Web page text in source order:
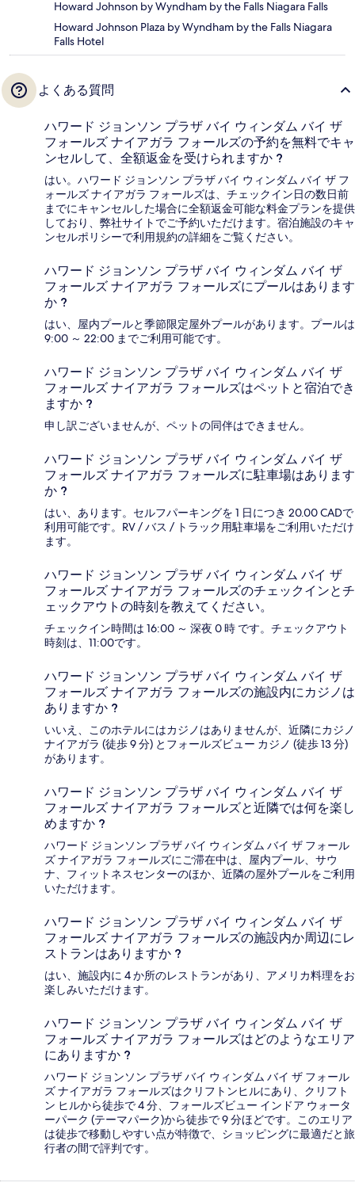
Howard Johnson by Wyndham by the Falls Niagara Falls
Howard Johnson Plaza by Wyndham by the Falls Niagara
Falls Hotel
よくある質問
ハワード ジョンソン プラザ バイ ウィンダム バイ ザ
フォールズ ナイアガラ フォールズの予約を無料でキャ
ンセルして、全額返金を受けられますか ?
はい。ハワード ジョンソン プラザ バイ ウィンダム バイ ザ フ
ォールズ ナイアガラ フォールズは、チェックイン日の数日前
までにキャンセルした場合に全額返金可能な料金プランを提供
しており、弊社サイトでご予約いただけます。宿泊施設のキャ
ンセルポリシーで利用規約の詳細をご覧ください。
ハワード ジョンソン プラザ バイ ウィンダム バイ ザ
フォールズ ナイアガラ フォールズにプールはあります
か ?
はい、屋内プールと季節限定屋外プールがあります。プールは
9:00 ～ 22:00 までご利用可能です。
ハワード ジョンソン プラザ バイ ウィンダム バイ ザ
フォールズ ナイアガラ フォールズはペットと宿泊でき
ますか ?
申し訳ございませんが、ペットの同伴はできません。
ハワード ジョンソン プラザ バイ ウィンダム バイ ザ
フォールズ ナイアガラ フォールズに駐車場はあります
か ?
はい、あります。セルフパーキングを 1 日につき 20.00 CADで
利用可能です。RV / バス / トラック用駐車場をご利用いただけ
ます。
ハワード ジョンソン プラザ バイ ウィンダム バイ ザ
フォールズ ナイアガラ フォールズのチェックインとチ
ェックアウトの時刻を教えてください。
チェックイン時間は 16:00 ～ 深夜 0 時 です。チェックアウト
時刻は、11:00です。
ハワード ジョンソン プラザ バイ ウィンダム バイ ザ
フォールズ ナイアガラ フォールズの施設内にカジノは
ありますか ?
いいえ、このホテルにはカジノはありませんが、近隣にカジノ
ナイアガラ (徒歩 9 分) とフォールズビュー カジノ (徒歩 13 分)
があります。
ハワード ジョンソン プラザ バイ ウィンダム バイ ザ
フォールズ ナイアガラ フォールズと近隣では何を楽し
めますか ?
ハワード ジョンソン プラザ バイ ウィンダム バイ ザ フォール
ズ ナイアガラ フォールズにご滞在中は、屋内プール、サウ
ナ、フィットネスセンターのほか、近隣の屋外プールをご利用
いただけます。
ハワード ジョンソン プラザ バイ ウィンダム バイ ザ
フォールズ ナイアガラ フォールズの施設内か周辺にレ
ストランはありますか ?
はい、施設内に 4 か所のレストランがあり、アメリカ料理をお
楽しみいただけます。
ハワード ジョンソン プラザ バイ ウィンダム バイ ザ
フォールズ ナイアガラ フォールズはどのようなエリア
にありますか ?
ハワード ジョンソン プラザ バイ ウィンダム バイ ザ フォール
ズ ナイアガラ フォールズはクリフトンヒルにあり、クリフト
ン ヒルから徒歩で 4 分、フォールズビュー インドア ウォータ
ーパーク (テーマパーク)から徒歩で 9 分ほどです。このエリア
は徒歩で移動しやすい点が特徴で、ショッピングに最適だと旅
行者の間で評判です。